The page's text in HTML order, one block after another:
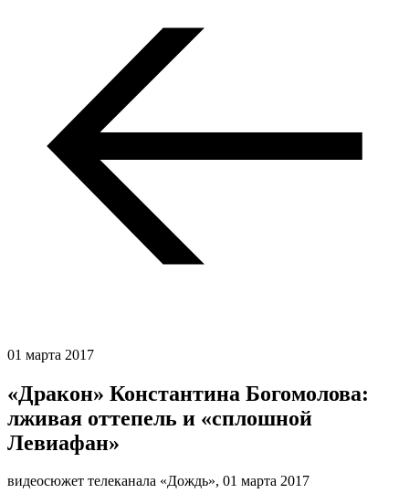
01 марта 2017
«Дракон» Константина Богомолова:
лживая оттепель и «сплошной
Левиафан»
видеосюжет телеканала «Дождь», 01 марта 2017